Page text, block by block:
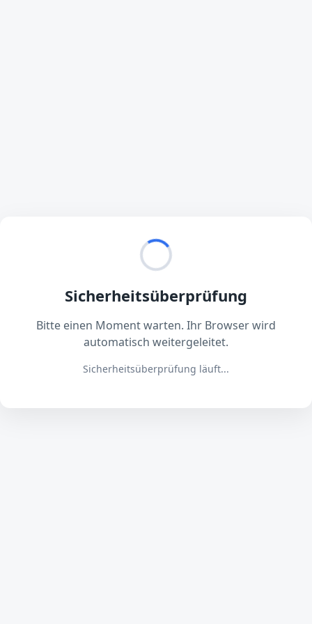
Sicherheitsüberprüfung
Bitte einen Moment warten. Ihr Browser wird
automatisch weitergeleitet.
Sicherheitsüberprüfung läuft...